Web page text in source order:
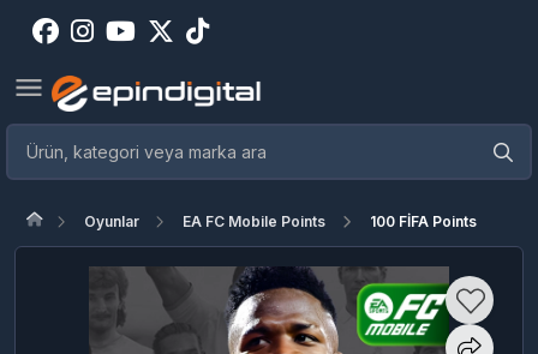
Oyunlar EA FC Mobile Points 100 FİFA Points